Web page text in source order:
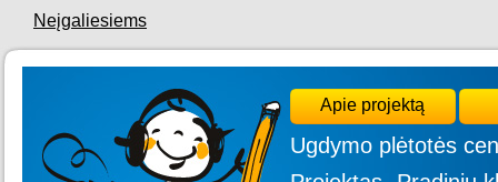
Neįgaliesiems
Apie projektą
Ugdymo plėtotės